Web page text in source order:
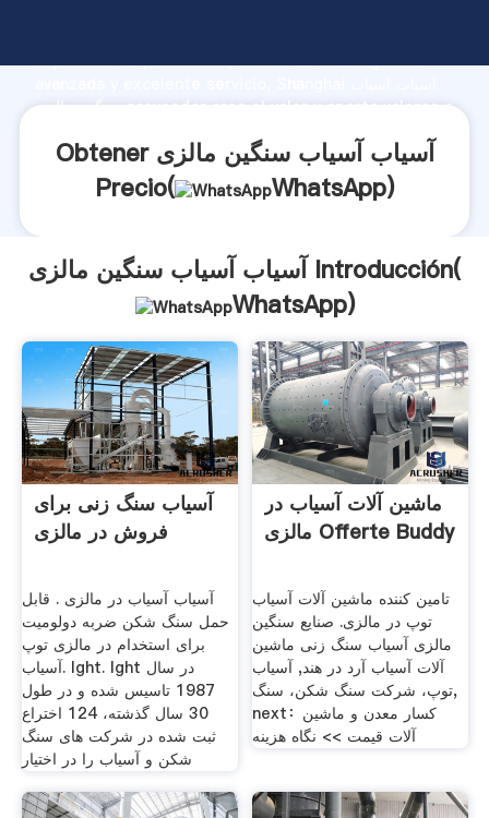
capacidad de producción, fuerza de investigación
سنگین مالزی proveedor crea el valor y aporta valores a
Obtener آسیاب آسیاب سنگین مالزی
Precio(
WhatsApp)
آسیاب آسیاب سنگین مالزی Introducción(
WhatsApp)
آسیاب سنگ زنی برای
فروش در مالزی
آسیاب آسیاب در مالزی . قابل
حمل سنگ شکن ضربه دولومیت
برای استخدام در مالزی توپ
آسیاب. lght. lght در سال
1987 تاسیس شده و در طول
30 سال گذشته، 124 اختراع
ثبت شده در شركت های سنگ
شكن و آسیاب را در اختیار
ماشین آلات آسیاب در
مالزی Offerte Buddy
تامین کننده ماشین آلات آسیاب
توپ در مالزی. صنایع سنگین
مالزی آسیاب سنگ زنی ماشین
آلات آسیاب آرد در هند, آسیاب
توپ، شرکت سنگ شکن، سنگ,
next：کسار معدن و ماشین
آلات قیمت >> نگاه هزینه